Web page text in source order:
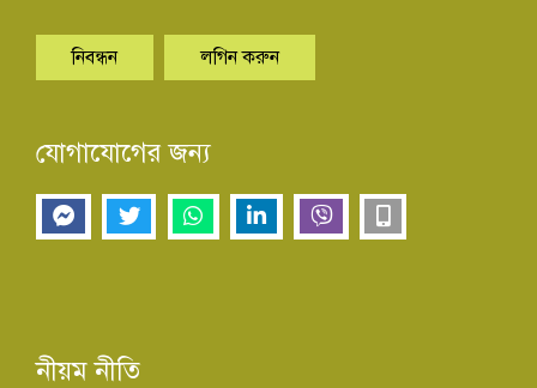
নিবন্ধন লগিন করুন
যোগাযোগের জন্য
নীয়ম নীতি